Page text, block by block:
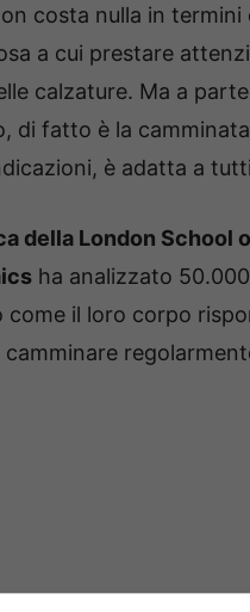
costa nulla in termini
a cui prestare
calzature. Ma a
di fatto è la
è adatta a
della London School
ha analizzato
come il loro corpo